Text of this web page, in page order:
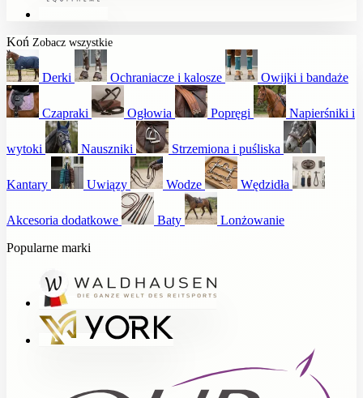
Koń Zobacz wszystkie
Derki Ochraniacze i kalosze Owijki i bandaże
Czapraki Ogłowia Popręgi Napierśniki i
wytoki Nauszniki Strzemiona i puśliska
Kantary Uwiązy Wodze Wędzidła
Akcesoria dodatkowe Baty
Lonżowanie
Popularne marki